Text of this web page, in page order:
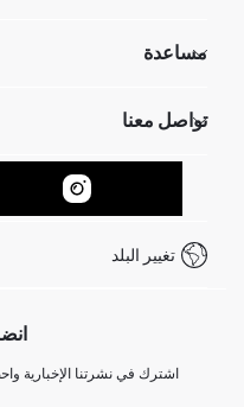
تعرف علينا
مساعدة
عمليات الارجاع و الاستبدال السهلة
تتبع الشحنة
كيف يمكنك التسوق في ديفاكتو ؟
كيف تدفع في ديفاكتو؟
تواصل معنا
نموذج الاتصال
+212 525 076 633 خدمة العملاء
تغيير البلد
اشترك في نشرتنا الإخبارية واحصل على خصم